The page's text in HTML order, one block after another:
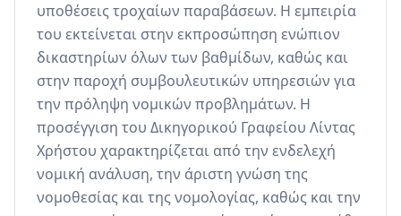
υποθέσεις τροχαίων παραβάσεων. Η εμπειρία
του εκτείνεται στην εκπροσώπηση ενώπιον
δικαστηρίων όλων των βαθμίδων, καθώς και
στην παροχή συμβουλευτικών υπηρεσιών για
την πρόληψη νομικών προβλημάτων. Η
προσέγγιση του Δικηγορικού Γραφείου Λίντας
Χρήστου χαρακτηρίζεται από την ενδελεχή
νομική ανάλυση, την άριστη γνώση της
νομοθεσίας και της νομολογίας, καθώς και την